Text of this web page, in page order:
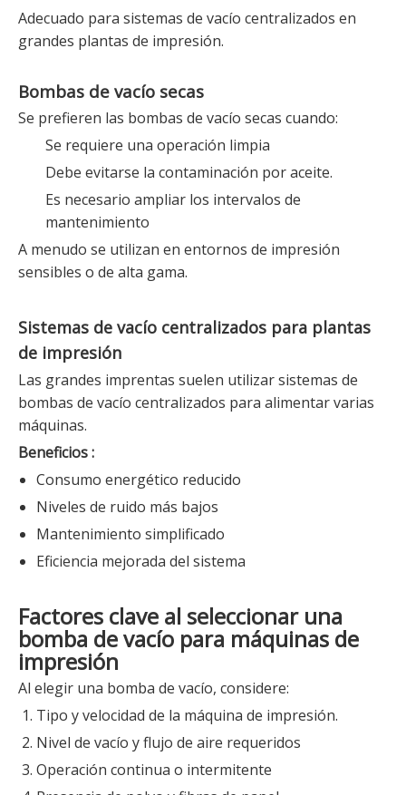
Adecuado para sistemas de vacío centralizados en
grandes plantas de impresión.
Bombas de vacío secas
Se prefieren las bombas de vacío secas cuando:
Se requiere una operación limpia
Debe evitarse la contaminación por aceite.
Es necesario ampliar los intervalos de
mantenimiento
A menudo se utilizan en entornos de impresión
sensibles o de alta gama.
Sistemas de vacío centralizados para plantas
de impresión
Las grandes imprentas suelen utilizar sistemas de
bombas de vacío centralizados para alimentar varias
máquinas.
Beneficios :
Consumo energético reducido
Niveles de ruido más bajos
Mantenimiento simplificado
Eficiencia mejorada del sistema
Factores clave al seleccionar una
bomba de vacío para máquinas de
impresión
Al elegir una bomba de vacío, considere:
Tipo y velocidad de la máquina de impresión.
Nivel de vacío y flujo de aire requeridos
Operación continua o intermitente